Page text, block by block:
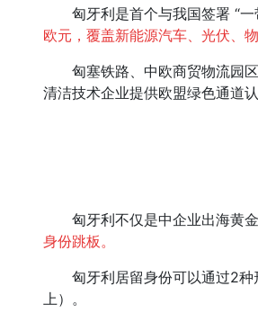
匈牙利是首个与我国签署 “一
欧元，覆盖新能源汽车、光伏、
匈塞铁路、中欧商贸物流园区
清洁技术企业提供欧盟绿色通道
匈牙利不仅是中企业出海黄金
身份跳板。
匈牙利居留身份可以通过2种
上）。